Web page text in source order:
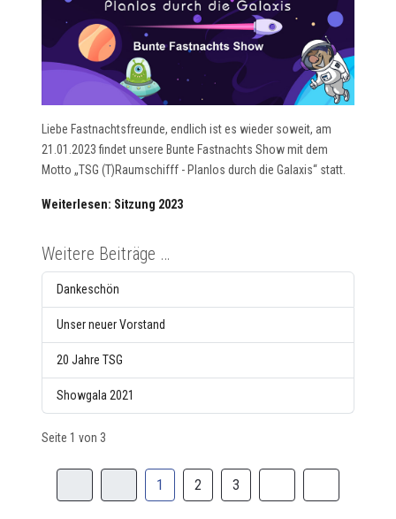
Liebe Fastnachtsfreunde, endlich ist es wieder soweit, am
21.01.2023 findet unsere Bunte Fastnachts Show mit dem
Motto „TSG (T)Raumschifff - Planlos durch die Galaxis“ statt.
Weiterlesen: Sitzung 2023
Weitere Beiträge …
Dankeschön
Unser neuer Vorstand
20 Jahre TSG
Showgala 2021
Seite 1 von 3
1 2 3